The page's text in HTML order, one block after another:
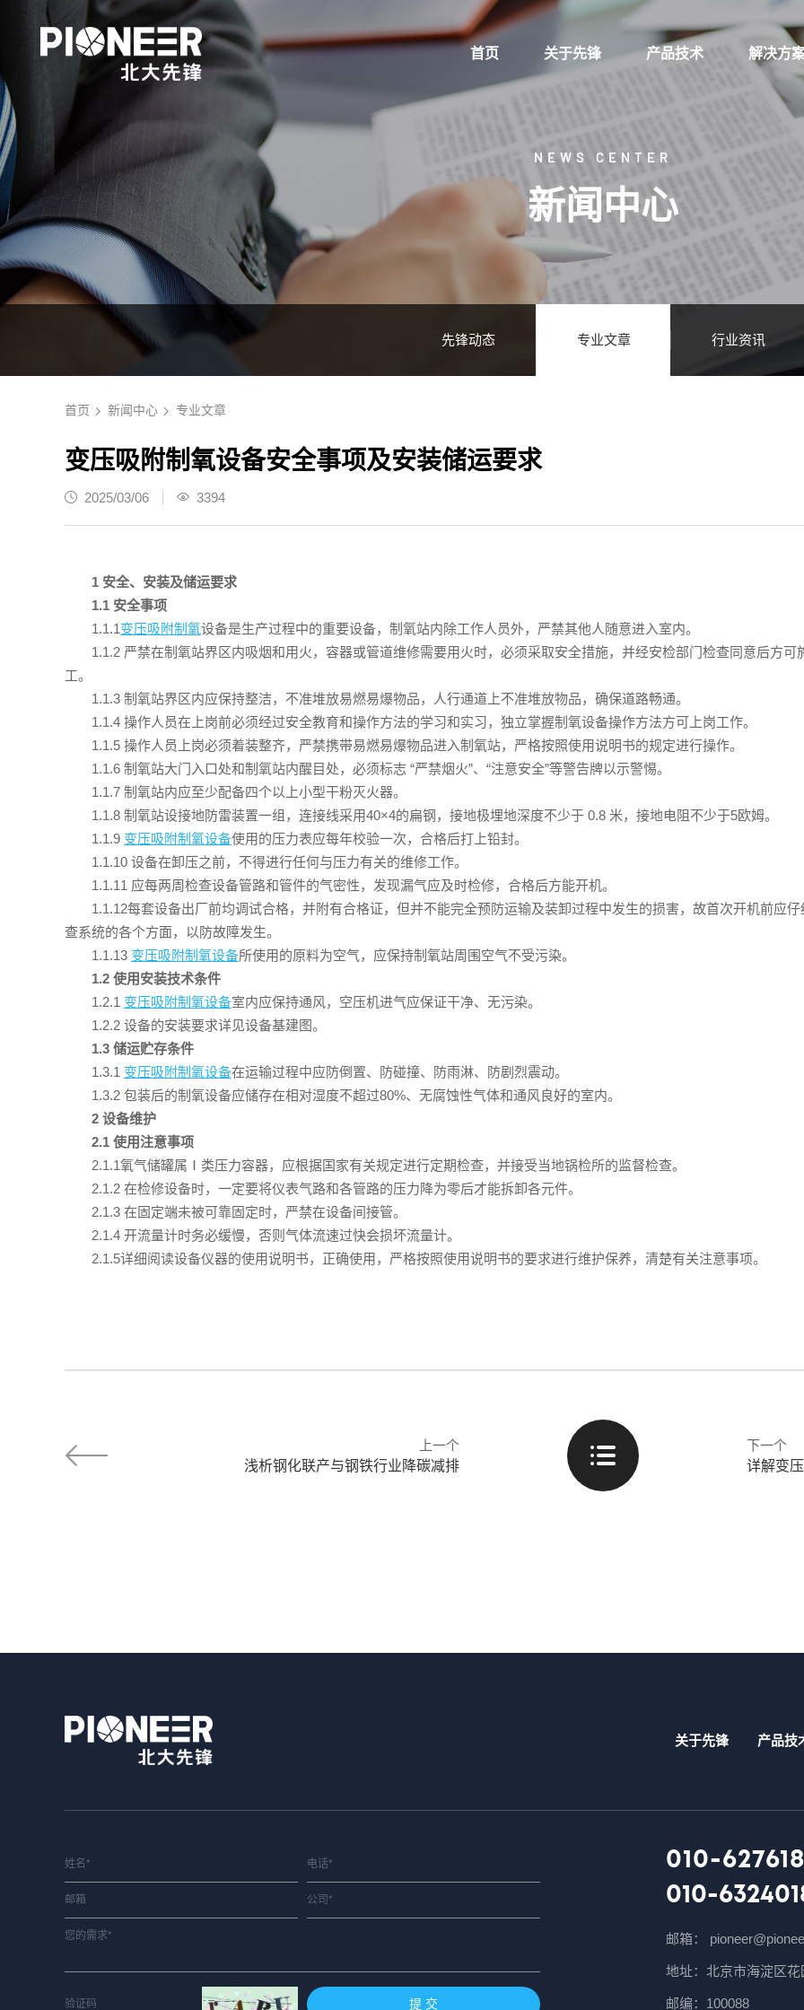
首页 关于先锋 产品技术 解决方
NEWS CENTER
新闻中心
先锋动态 专业文章 行业资讯
首页 新闻中心 专业文章
变压吸附制氧设备安全事项及安装储运要求
2025/03/06 3394
1 安全、安装及储运要求
1.1 安全事项
1.1.1变压吸附制氧设备是生产过程中的重要设备，制氧站内除工作人员外，严禁其他人随意进入室内。
1.1.2 严禁在制氧站界区内吸烟和用火，容器或管道维修需要用火时，必须采取安全措施，并经安检部门检查同意后方可
工。
1.1.3 制氧站界区内应保持整洁，不准堆放易燃易爆物品，人行通道上不准堆放物品，确保道路畅通。
1.1.4 操作人员在上岗前必须经过安全教育和操作方法的学习和实习，独立掌握制氧设备操作方法方可上岗工作。
1.1.5 操作人员上岗必须着装整齐，严禁携带易燃易爆物品进入制氧站，严格按照使用说明书的规定进行操作。
1.1.6 制氧站大门入口处和制氧站内醒目处，必须标志 “严禁烟火”、“注意安全”等警告牌以示警惕。
1.1.7 制氧站内应至少配备四个以上小型干粉灭火器。
1.1.8 制氧站设接地防雷装置一组，连接线采用40×4的扁钢，接地极埋地深度不少于 0.8 米，接地电阻不少于5欧姆。
1.1.9 变压吸附制氧设备使用的压力表应每年校验一次，合格后打上铅封。
1.1.10 设备在卸压之前，不得进行任何与压力有关的维修工作。
1.1.11 应每两周检查设备管路和管件的气密性，发现漏气应及时检修，合格后方能开机。
1.1.12每套设备出厂前均调试合格，并附有合格证，但并不能完全预防运输及装卸过程中发生的损害，故首次开机前应仔
查系统的各个方面，以防故障发生。
1.1.13 变压吸附制氧设备所使用的原料为空气，应保持制氧站周围空气不受污染。
1.2 使用安装技术条件
1.2.1 变压吸附制氧设备室内应保持通风，空压机进气应保证干净、无污染。
1.2.2 设备的安装要求详见设备基建图。
1.3 储运贮存条件
1.3.1 变压吸附制氧设备在运输过程中应防倒置、防碰撞、防雨淋、防剧烈震动。
1.3.2 包装后的制氧设备应储存在相对湿度不超过80%、无腐蚀性气体和通风良好的室内。
2 设备维护
2.1 使用注意事项
2.1.1氧气储罐属Ⅰ类压力容器，应根据国家有关规定进行定期检查，并接受当地锅检所的监督检查。
2.1.2 在检修设备时，一定要将仪表气路和各管路的压力降为零后才能拆卸各元件。
2.1.3 在固定端未被可靠固定时，严禁在设备间接管。
2.1.4 开流量计时务必缓慢，否则气体流速过快会损坏流量计。
2.1.5详细阅读设备仪器的使用说明书，正确使用，严格按照使用说明书的要求进行维护保养，清楚有关注意事项。
上一个
浅析钢化联产与钢铁行业降碳减排
下一个
详解变
关于先锋 产品技
提 交
010-
010-
邮箱：
地址：北京市海淀区
邮编：100088